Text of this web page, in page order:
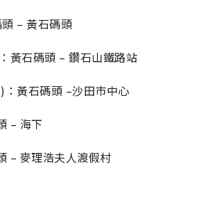
– 黃石碼頭
黃石碼頭 – 鑽石山鐵路站
：黃石碼頭 –沙田巿中心
– 海下
– 麥理浩夫人渡假村